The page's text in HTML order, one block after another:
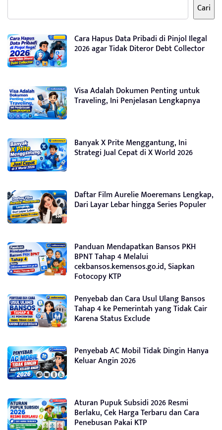
Cari
Cara Hapus Data Pribadi di Pinjol Ilegal
2026 agar Tidak Diteror Debt Collector
Visa Adalah Dokumen Penting untuk
Traveling, Ini Penjelasan Lengkapnya
Banyak X Prite Menggantung, Ini
Strategi Jual Cepat di X World 2026
Daftar Film Aurelie Moeremans Lengkap,
Dari Layar Lebar hingga Series Populer
Panduan Mendapatkan Bansos PKH
BPNT Tahap 4 Melalui
cekbansos.kemensos.go.id, Siapkan
Fotocopy KTP
Penyebab dan Cara Usul Ulang Bansos
Tahap 4 ke Pemerintah yang Tidak Cair
Karena Status Exclude
Penyebab AC Mobil Tidak Dingin Hanya
Keluar Angin 2026
Aturan Pupuk Subsidi 2026 Resmi
Berlaku, Cek Harga Terbaru dan Cara
Penebusan Pakai KTP